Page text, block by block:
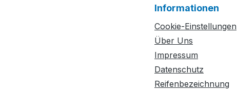
Informationen
Cookie-Einstellungen
Über Uns
Impressum
Datenschutz
Reifenbezeichnung